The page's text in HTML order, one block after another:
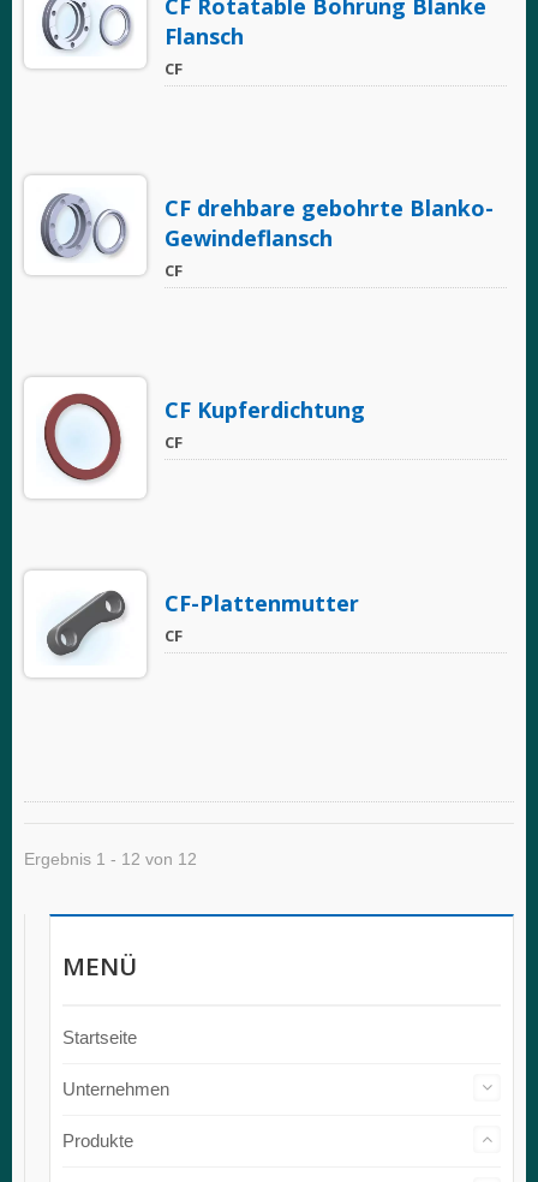
Flansch
CF
CF drehbare gebohrte Blanko-
Gewindeflansch
CF
CF Kupferdichtung
CF
CF-Plattenmutter
CF
Ergebnis 1 - 12 von 12
MENÜ
Startseite
Unternehmen
Produkte